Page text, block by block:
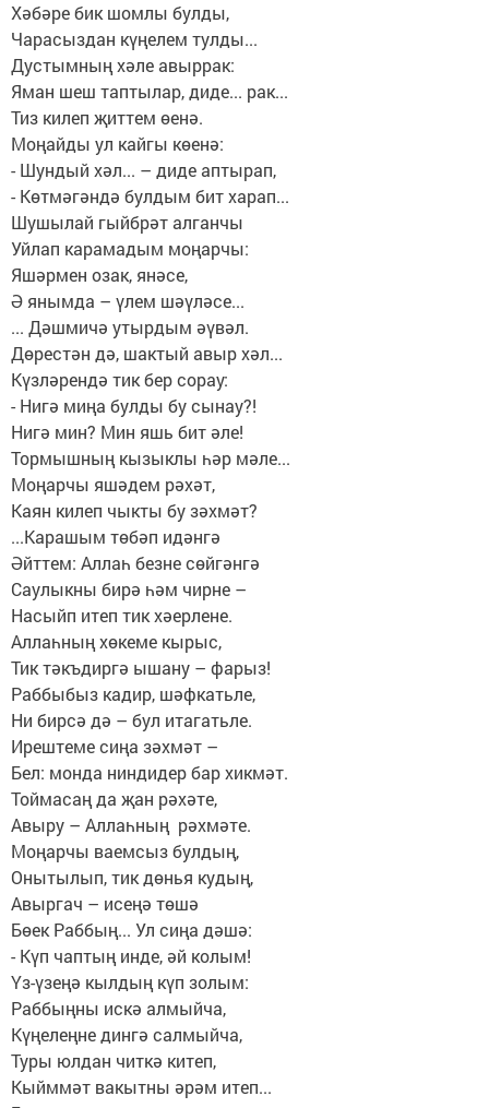
Хәбәре бик шомлы булды,
Чарасыздан күңелем тулды...
Дустымның хәле авыррак:
Яман шеш таптылар, диде... рак...
Тиз килеп җиттем өенә.
Моңайды ул кайгы көенә:
- Шундый хәл... – диде аптырап,
- Көтмәгәндә булдым бит харап...
Шушылай гыйбрәт алганчы
Уйлап карамадым моңарчы:
Яшәрмен озак, янәсе,
Ә янымда – үлем шәүләсе...
... Дәшмичә утырдым әүвәл.
Дөрестән дә, шактый авыр хәл...
Күзләрендә тик бер сорау:
- Нигә миңа булды бу сынау?!
Нигә мин? Мин яшь бит әле!
Тормышның кызыклы һәр мәле...
Моңарчы яшәдем рәхәт,
Каян килеп чыкты бу зәхмәт?
...Карашым төбәп идәнгә
Әйттем: Аллаһ безне сөйгәнгә
Саулыкны бирә һәм чирне –
Насыйп итеп тик хәерлене.
Аллаһның хөкеме кырыс,
Тик тәкъдиргә ышану – фарыз!
Раббыбыз кадир, шәфкатьле,
Ни бирсә дә – бул итагатьле.
Ирештеме сиңа зәхмәт –
Бел: монда ниндидер бар хикмәт.
Тоймасаң да җан рәхәте,
Авыру – Аллаһның рәхмәте.
Моңарчы ваемсыз булдың,
Онытылып, тик дөнья кудың,
Авыргач – исеңә төшә
Бөек Раббың... Ул сиңа дәшә:
- Күп чаптың инде, әй колым!
Үз-үзеңә кылдың күп золым:
Раббыңны искә алмыйча,
Күңелеңне дингә салмыйча,
Туры юлдан читкә китеп,
Кыйммәт вакытны әрәм итеп...